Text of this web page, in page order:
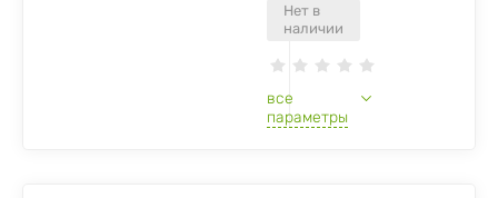
Нет в
наличии
все
параметры